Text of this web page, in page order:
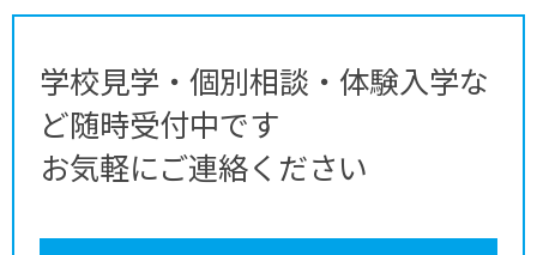
学校見学・個別相談・体験入学な
ど随時受付中です
お気軽にご連絡ください